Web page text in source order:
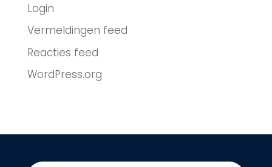
Login
Vermeldingen feed
Reacties feed
WordPress.org